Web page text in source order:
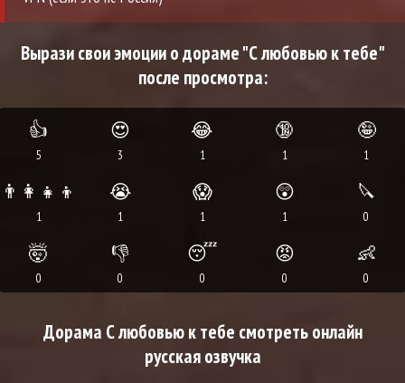
Вырази свои эмоции о дораме "С любовью к тебе"
после просмотра:
👍
5
😍
3
😂
1
🔞
1
🤪
1
👨‍👩‍👧‍👦
1
😭
1
😱
1
😲
1
🔪
0
🤯
0
👎
0
😴
0
😡
0
👶
0
Дорама С любовью к тебе смотреть онлайн
русская озвучка